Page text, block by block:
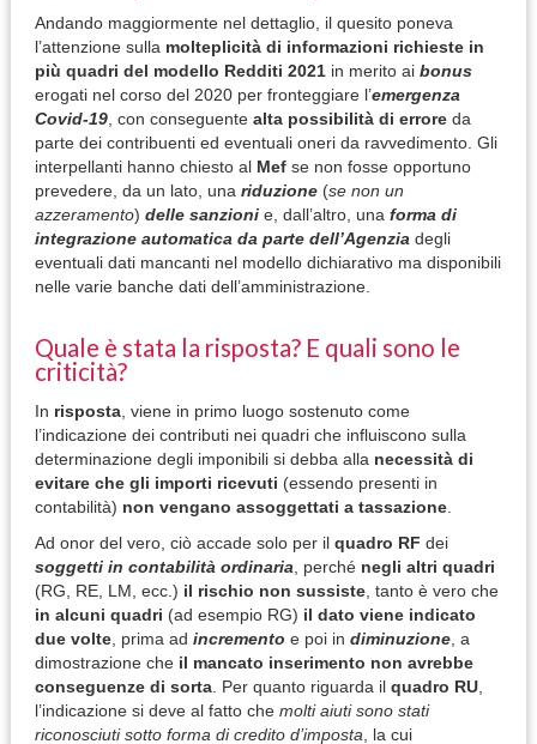
Andando maggiormente nel dettaglio, il quesito poneva
l’attenzione sulla molteplicità di informazioni richieste in
più quadri del modello Redditi 2021in merito ai bonus
erogati nel corso del 2020 per fronteggiare l’emergenza
Covid-19, con conseguente alta possibilità di erroreda
parte dei contribuenti ed eventuali oneri da ravvedimento. Gli
interpellanti hanno chiesto al Mefse non fosse opportuno
prevedere, da un lato, una riduzione (se non un
azzeramento) delle sanzioni e, dall’altro, una forma di
integrazione automatica da parte dell’Agenziadegli
eventuali dati mancanti nel modello dichiarativo ma disponibili
nelle varie banche dati dell’amministrazione.
Quale è stata la risposta? E quali sono le
criticità?
In risposta, viene in primo luogo sostenuto come
l’indicazione dei contributi nei quadri che influiscono sulla
determinazione degli imponibili si debba alla necessità di
evitare che gli importi ricevuti (essendo presenti in
contabilità) non vengano assoggettati a tassazione.
Ad onor del vero, ciò accade solo per il quadro RF dei
soggetti in contabilità ordinaria, perché negli altri quadri
(RG, RE, LM, ecc.) il rischio non sussiste, tanto è vero che
in alcuni quadri (ad esempio RG) il dato viene indicato
due volte, prima ad incremento e poi in diminuzione, a
dimostrazione che il mancato inserimento non avrebbe
conseguenze di sorta. Per quanto riguarda il quadro RU,
l’indicazione si deve al fatto che molti aiuti sono stati
riconosciuti sotto forma di credito d’imposta, la cui